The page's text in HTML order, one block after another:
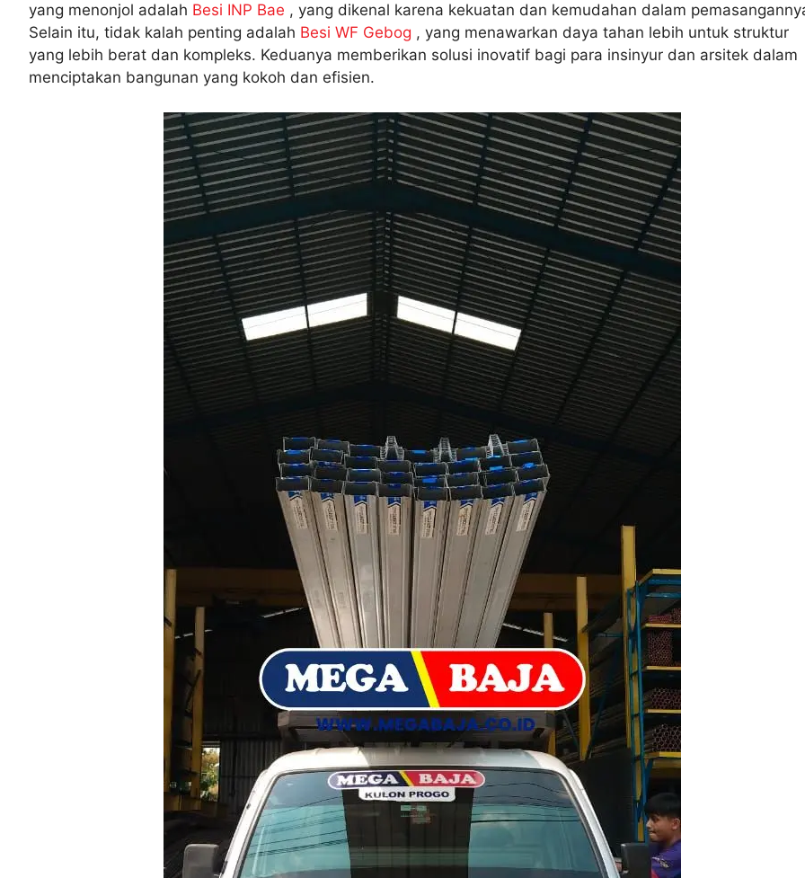
yang menonjol adalah Besi INP Bae , yang dikenal karena kekuatan dan kemudahan dalam
Selain itu, tidak kalah penting adalah Besi WF Gebog , yang menawarkan daya tahan lebih untuk struktur
yang lebih berat dan kompleks. Keduanya memberikan solusi inovatif bagi para insinyur dan arsitek dalam
menciptakan bangunan yang kokoh dan efisien.